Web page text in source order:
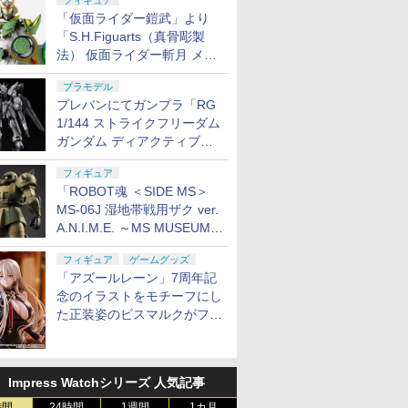
「仮面ライダー鎧武」より
「S.H.Figuarts（真骨彫製
法） 仮面ライダー斬月 メロ
ンアームズ」がプレバンにて
8月7日16時から予約開始！
プラモデル
プレバンにてガンプラ「RG
1/144 ストライクフリーダム
ガンダム ディアクティブモ
ード」の再販分が8月7日11
時より予約開始！
フィギュア
「ROBOT魂 ＜SIDE MS＞
MS-06J 湿地帯戦用ザク ver.
A.N.I.M.E. ～MS MUSEUM
～」がプレバンにて8月7日
16時より予約開始！
フィギュア ゲームグッズ
「アズールレーン」7周年記
念のイラストをモチーフにし
た正装姿のビスマルクがフィ
Impress Watchシリーズ 人気記事